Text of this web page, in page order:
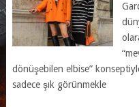
dönüşebilen elbise”
sadece şık görünmekle